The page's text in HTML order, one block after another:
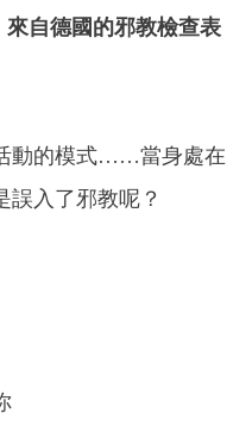
來自德國的邪教檢查表
動的模式……當身處在
誤入了邪教呢？